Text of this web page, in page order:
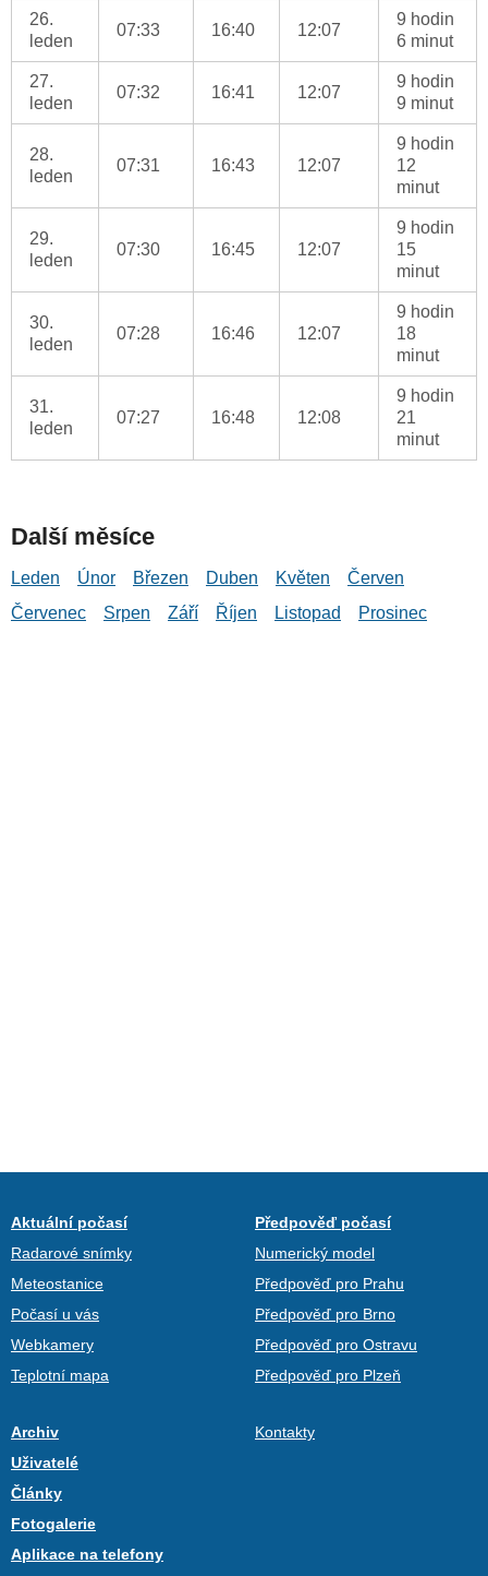
26.
leden
07:33 16:40 12:07
9 hodin
6 minut
27.
leden
07:32 16:41 12:07
9 hodin
9 minut
28.
leden
07:31 16:43 12:07
9 hodin
12
minut
29.
leden
07:30 16:45 12:07
9 hodin
15
minut
30.
leden
07:28 16:46 12:07
9 hodin
18
minut
31.
leden
07:27 16:48 12:08
9 hodin
21
minut
Další měsíce
Leden Únor Březen Duben Květen
Červen
Červenec
Srpen Září Říjen Listopad Prosinec
Aktuální počasí
Radarové snímky
Meteostanice
Počasí u vás
Webkamery
Teplotní mapa
Předpověď počasí
Numerický model
Předpověď pro Prahu
Předpověď pro Brno
Předpověď pro Ostravu
Předpověď pro Plzeň
Archiv
Uživatelé
Články
Fotogalerie
Aplikace na telefony
Kontakty